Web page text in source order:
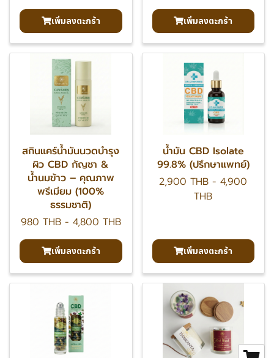
เพิ่มลงตะกร้า เพิ่มลงตะกร้า
สกินแคร์น้ำมันนวดบำรุง
ผิว CBD กัญชา &
น้ำนมข้าว – คุณภาพ
พรีเมียม (100%
ธรรมชาติ)
980 THB- 4,800 THB
เพิ่มลงตะกร้า
น้ำมัน CBD Isolate
99.8% (ปรึกษาแพทย์)
2,900 THB -4,900
THB
เพิ่มลงตะกร้า